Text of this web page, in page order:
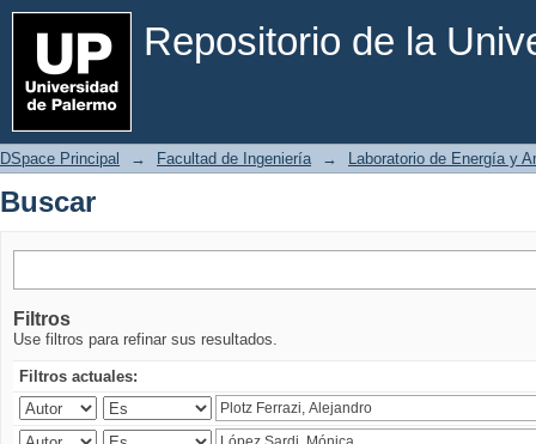
Repositorio de la
Buscar
DSpace Principal → Facultad de Ingeniería → Laboratorio de Energía y
Buscar
Filtros
Use filtros para refinar sus resultados.
Filtros actuales: